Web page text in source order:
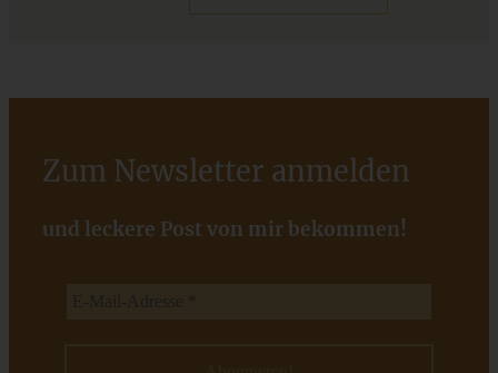
Zum Newsletter anmelden
und leckere Post von mir bekommen!